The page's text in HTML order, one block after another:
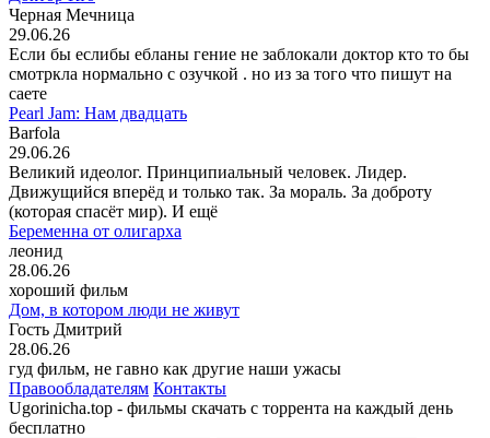
Черная Мечница
29.06.26
Если бы еслибы ебланы гение не заблокали доктор кто то бы
смотркла нормально с озучкой . но из за того что пишут на
саете
Pearl Jam: Нам двадцать
Barfola
29.06.26
Великий идеолог. Принципиальный человек. Лидер.
Движущийся вперёд и только так. За мораль. За доброту
(которая спасёт мир). И ещё
Беременна от олигарха
леонид
28.06.26
хороший фильм
Дом, в котором люди не живут
Гость Дмитрий
28.06.26
гуд фильм, не гавно как другие наши ужасы
Правообладателям Контакты
Ugorinicha.top - фильмы скачать с торрента на каждый день
бесплатно